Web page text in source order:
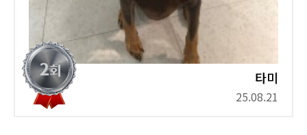
타미
25.08.21